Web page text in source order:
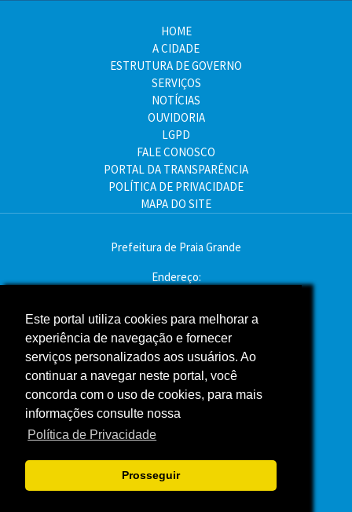
Este portal utiliza cookies para melhorar a
experiência de navegação e fornecer
serviços personalizados aos usuários. Ao
continuar a navegar neste portal, você
concorda com o uso de cookies, para mais
informações consulte nossa
Política de Privacidade
Prosseguir
HOME
A CIDADE
ESTRUTURA DE GOVERNO
SERVIÇOS
NOTÍCIAS
OUVIDORIA
LGPD
FALE CONOSCO
PORTAL DA TRANSPARÊNCIA
POLÍTICA DE PRIVACIDADE
MAPA DO SITE
Prefeitura de Praia Grande
Endereço:
CEP: 11704-900
Telefone:(13) 3496-2000
Atendimento: segunda a sexta - das 9h às 16h
Assessoria de Imprensa
ACOMPANHE A PREFEITURA NAS REDES SOCIAIS